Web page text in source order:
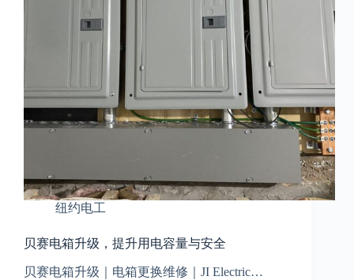
纽约电工
贝赛电箱升级，提升用电容量与安全
贝赛电箱升级｜电箱更换维修｜JI Electric…